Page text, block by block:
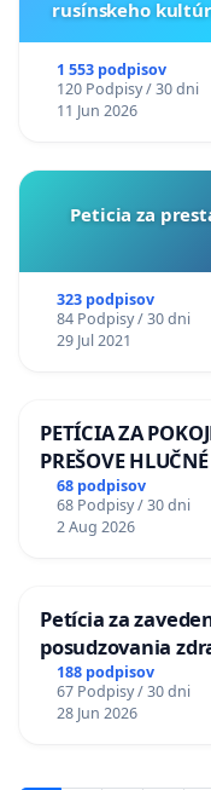
rusínskeho
1 553 podpisov
120 Podpisy / 30 dni
11 Jun 2026
Peticia za
323 podpisov
84 Podpisy / 30 dni
29 Jul 2021
PETÍCIA ZA
PREŠOVE
LEN OD 9.00 DO
TÝŽDEŇ CIEĽ
KONTROLA
68 podpisov
68 Podpisy / 30 dni
2 Aug 2026
Petícia za
posudzovania
diabetom 1. a 2.
Policajného zboru
188 podpisov
67 Podpisy / 30 dni
28 Jun 2026